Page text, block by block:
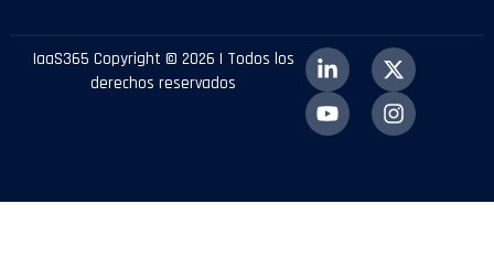
IaaS365 Copyright © 2026 | Todos los
derechos reservados